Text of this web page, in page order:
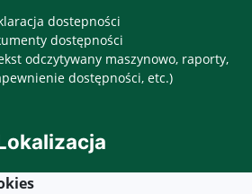
dostepności
dostępności
odczytywany maszynowo, raporty,
dostępności, etc.)
ul. Objazdowa 3